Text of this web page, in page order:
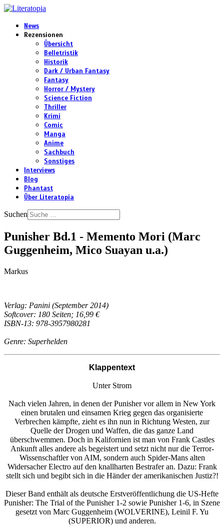
News
Rezensionen
Übersicht
Belletristik
Historik
Dark / Urban Fantasy
Fantasy
Horror / Mystery
Science Fiction
Thriller
Krimi
Comic
Manga
Anime
Sachbuch
Sonstiges
Interviews
Blog
Phantast
Über Literatopia
Suchen
Punisher Bd.1 - Memento Mori (Marc
Guggenheim, Mico Suayan u.a.)
Markus
Verlag: Panini (September 2014)
Softcover: 180 Seiten; 16,99 €
ISBN-13: 978-3957980281
Genre: Superhelden
Klappentext
Unter Strom
Nach vielen Jahren, in denen der Punisher vor allem in New York
einen brutalen und einsamen Krieg gegen das organisierte
Verbrechen kämpfte, zieht es ihn nun in Richtung Westen, zur
Quelle der Drogen und Waffen, die das ganze Land
überschwemmen. Doch in Kalifornien ist man von Frank Castles
Ankunft alles andere als begeistert und setzt nicht nur die Terror-
Wissenschaftler von AIM, sondern auch Spider-Mans alten
Widersacher Electro auf den knallharten Bestrafer an. Dazu: Frank
stellt sich und begibt sich in die Händer der amerikanischen Justiz?!
Dieser Band enthält als deutsche Erstveröffentlichung die US-Hefte
Punisher: The Trial of the Punisher 1-2 sowie Punisher 1-6, in Szene
gesetzt von Marc Guggenheim (WOLVERINE), Leinil F. Yu
(SUPERIOR) und anderen.